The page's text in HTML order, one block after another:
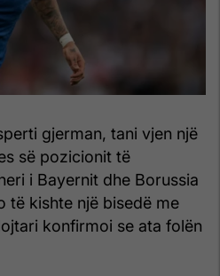
gjerman, tani vjen një
së pozicionit të
i Bayernit dhe Borussia
të kishte një bisedë me
konfirmoi se ata folën